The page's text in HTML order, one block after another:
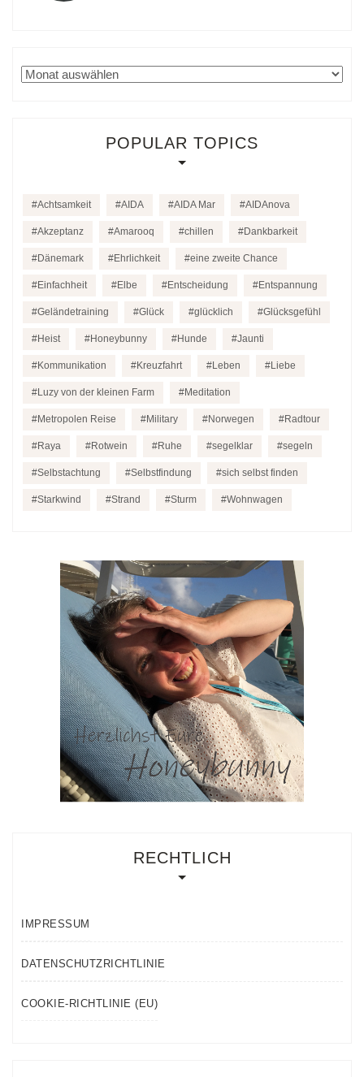
Archiv
POPULAR TOPICS
Achtsamkeit AIDA AIDA Mar AIDAnova
Akzeptanz Amarooq chillen Dankbarkeit
Dänemark Ehrlichkeit eine zweite Chance
Einfachheit Elbe Entscheidung Entspannung
Geländetraining Glück glücklich Glücksgefühl
Heist Honeybunny Hunde Jaunti
Kommunikation Kreuzfahrt Leben Liebe
Luzy von der kleinen Farm Meditation
Metropolen Reise Military Norwegen Radtour
Raya Rotwein Ruhe segelklar segeln
Selbstachtung Selbstfindung sich selbst finden
Starkwind Strand Sturm Wohnwagen
RECHTLICH
IMPRESSUM
DATENSCHUTZRICHTLINIE
COOKIE-RICHTLINIE (EU)